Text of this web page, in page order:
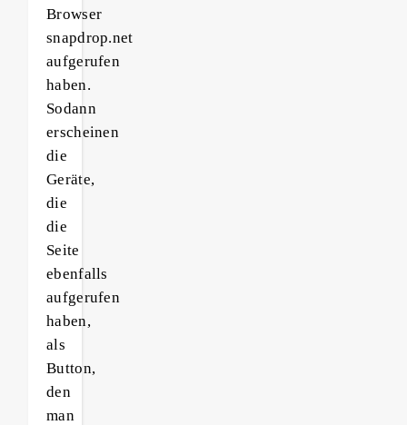
Browser
snapdrop.net
aufgerufen
haben.
Sodann
erscheinen
die
Geräte,
die
die
Seite
ebenfalls
aufgerufen
haben,
als
Button,
den
man